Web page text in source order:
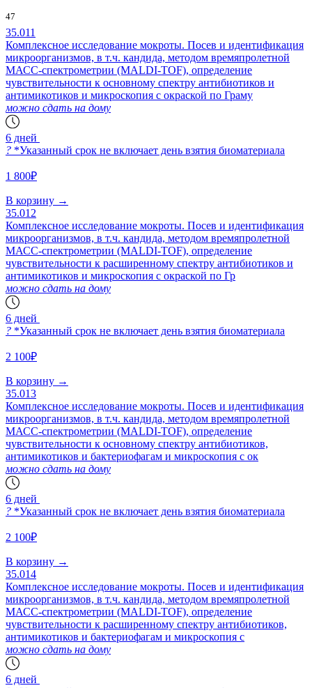
47
35.011
Комплексное исследование мокроты. Посев и идентификация
микроорганизмов, в т.ч. кандида, методом времяпролетной
МАСС-спектрометрии (MALDI-TOF), определение
чувствительности к основному спектру антибиотиков и
антимикотиков и микроскопия с окраской по Граму
можно сдать на дому
6 дней
? *Указанный срок не включает день взятия биоматериала
1 800₽
В корзину →
35.012
Комплексное исследование мокроты. Посев и идентификация
микроорганизмов, в т.ч. кандида, методом времяпролетной
МАСС-спектрометрии (MALDI-TOF), определение
чувствительности к расширенному спектру антибиотиков и
антимикотиков и микроскопия с окраской по Гр
можно сдать на дому
6 дней
? *Указанный срок не включает день взятия биоматериала
2 100₽
В корзину →
35.013
Комплексное исследование мокроты. Посев и идентификация
микроорганизмов, в т.ч. кандида, методом времяпролетной
МАСС-спектрометрии (MALDI-TOF), определение
чувствительности к основному спектру антибиотиков,
антимикотиков и бактериофагам и микроскопия с ок
можно сдать на дому
6 дней
? *Указанный срок не включает день взятия биоматериала
2 100₽
В корзину →
35.014
Комплексное исследование мокроты. Посев и идентификация
микроорганизмов, в т.ч. кандида, методом времяпролетной
МАСС-спектрометрии (MALDI-TOF), определение
чувствительности к расширенному спектру антибиотиков,
антимикотиков и бактериофагам и микроскопия с
можно сдать на дому
6 дней